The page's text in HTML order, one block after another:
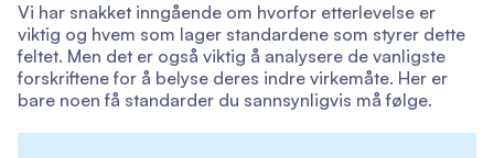
Vi har snakket inngående om hvorfor etterlevelse er
viktig og hvem som lager standardene som styrer dette
feltet. Men det er også viktig å analysere de vanligste
forskriftene for å belyse deres indre virkemåte. Her er
bare noen få standarder du sannsynligvis må følge.